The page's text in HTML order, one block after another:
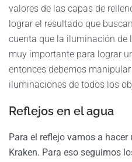
valores de las capas de
lograr el resultado que
cuenta que la iluminación de
muy importante para lograr
entonces debemos
iluminaciones de todos los
Reflejos en el agua
Para el reflejo vamos a
Kraken. Para eso seguimos